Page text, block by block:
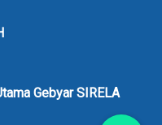
Gebyar SIRELA